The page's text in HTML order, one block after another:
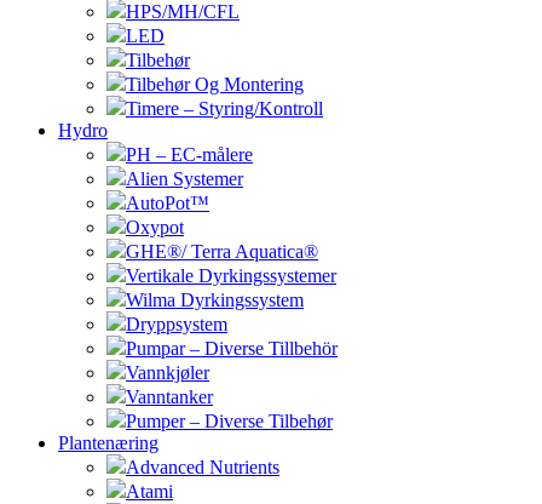
HPS/MH/CFL
LED
Tilbehør
Tilbehør Og Montering
Timere – Styring/Kontroll
Hydro
PH – EC-målere
Alien Systemer
AutoPot™
Oxypot
GHE®/ Terra Aquatica®
Vertikale Dyrkingssystemer
Wilma Dyrkingssystem
Dryppsystem
Pumpar – Diverse Tillbehör
Vannkjøler
Vanntanker
Pumper – Diverse Tilbehør
Plantenæring
Advanced Nutrients
Atami